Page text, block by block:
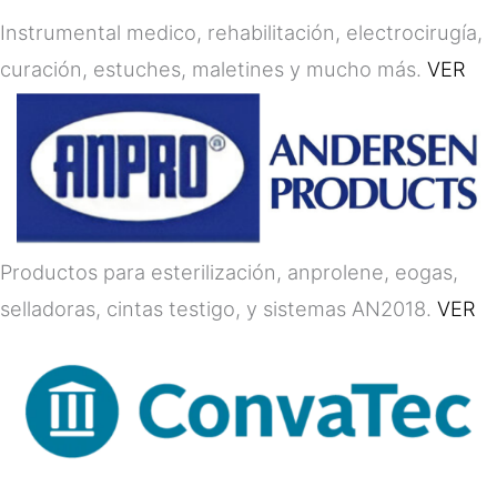
Instrumental medico, rehabilitación, electrocirugía,
curación, estuches, maletines y mucho más. VER
Productos para esterilización, anprolene, eogas,
selladoras, cintas testigo, y sistemas AN2018. VER